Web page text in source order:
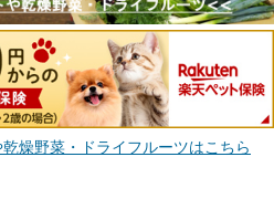
燥野菜・ドライフルーツはこちら